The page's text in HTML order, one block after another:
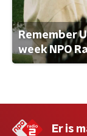
Remember
week NPO
Er is